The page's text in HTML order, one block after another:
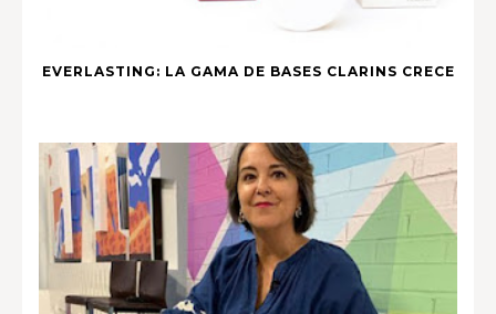
EVERLASTING: LA GAMA DE BASES CLARINS CRECE